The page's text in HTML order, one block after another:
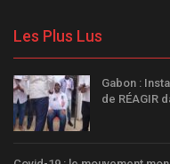
Les Plus Lus
Gabon :
de RÉAGIR